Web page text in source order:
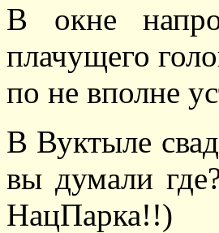
В окне
плачущего
по не вполне
В Вуктыле
вы думали
НацПарка!!)